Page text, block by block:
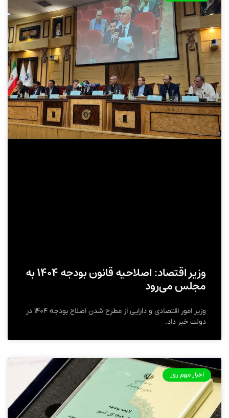
وزیر اقتصاد: اصلاحیه قانون بودجه ۱۴۰۴ به
مجلس می‌رود
وزیر امور اقتصادی و دارایی از مطرح شدن اصلاح بودجه ۱۴۰۴ در
دولت خبر داد.
اخبار مهم روز